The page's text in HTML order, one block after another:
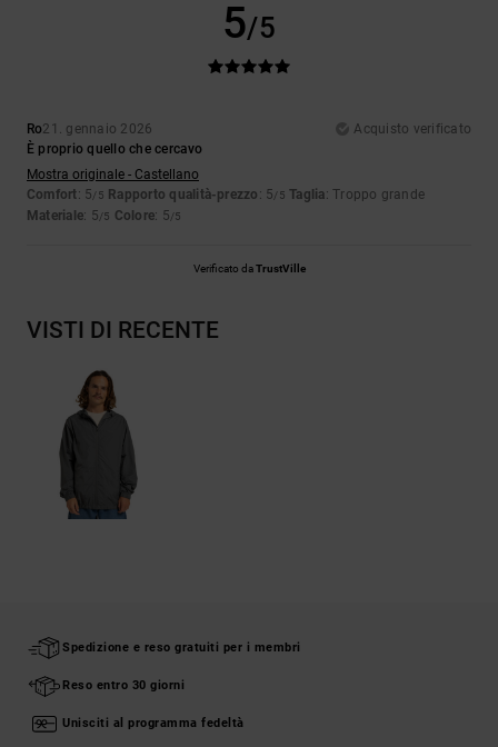
5/5
Ro21. gennaio 2026
Acquisto verificato
È proprio quello che cercavo
Mostra originale - Castellano
Comfort: 5/5 Rapporto qualità-prezzo : 5/5 Taglia: Troppo grande
Materiale: 5/5 Colore: 5/5
Verificato daTrustVille
VISTI DI RECENTE
Spedizione e reso gratuiti per i membri
Reso entro 30 giorni
Unisciti al programma fedeltà